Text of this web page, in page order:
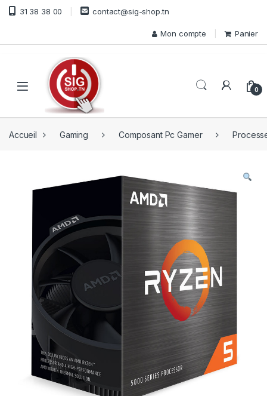
Skip to navigation
Skip to content
31 38 38 00 contact@sig-shop.tn
Mon compte Panier
Open 0
Accueil Gaming Composant Pc Gamer